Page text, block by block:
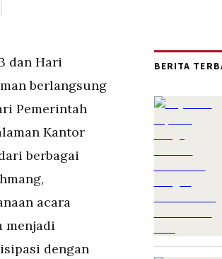
dan Hari
berlangsung
Pemerintah
Kantor
berbagai
acara
menjadi
dengan
BERITA